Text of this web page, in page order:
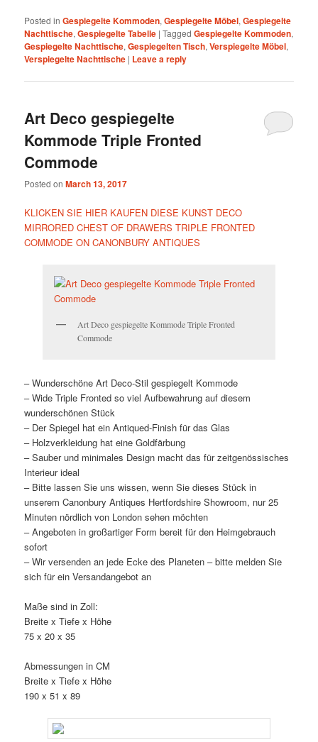
Posted in Gespiegelte Kommoden,Gespiegelte Möbel,Gespiegelte
Nachttische,Gespiegelte Tabelle |Tagged Gespiegelte Kommoden,
Gespiegelte Nachttische,Gespiegelten Tisch,Verspiegelte Möbel,
Verspiegelte Nachttische | Leave a reply
Art Deco gespiegelte
Kommode Triple Fronted
Commode
Posted onMarch 13, 2017
KLICKEN SIE HIER KAUFEN DIESE KUNST DECO
MIRRORED CHEST OF DRAWERS TRIPLE FRONTED
COMMODE ON CANONBURY ANTIQUES
Art Deco gespiegelte Kommode Triple Fronted
Commode
– Wunderschöne Art Deco-Stil gespiegelt Kommode
– Wide Triple Fronted so viel Aufbewahrung auf diesem
wunderschönen Stück
– Der Spiegel hat ein Antiqued-Finish für das Glas
– Holzverkleidung hat eine Goldfärbung
– Sauber und minimales Design macht das für zeitgenössisches
Interieur ideal
– Bitte lassen Sie uns wissen, wenn Sie dieses Stück in
unserem Canonbury Antiques Hertfordshire Showroom, nur 25
Minuten nördlich von London sehen möchten
– Angeboten in großartiger Form bereit für den Heimgebrauch
sofort
– Wir versenden an jede Ecke des Planeten – bitte melden Sie
sich für ein Versandangebot an
Maße sind in Zoll:
Breite x Tiefe x Höhe
75 x 20 x 35
Abmessungen in CM
Breite x Tiefe x Höhe
190 x 51 x 89